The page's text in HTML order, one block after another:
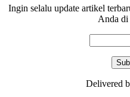
Ingin selalu update artikel
Anda
Delivered